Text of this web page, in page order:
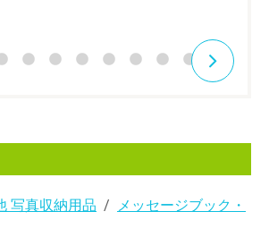
写真収納用品
メッセージブック・